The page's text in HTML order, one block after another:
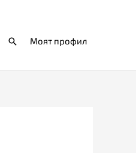
ТърсиМоят профил